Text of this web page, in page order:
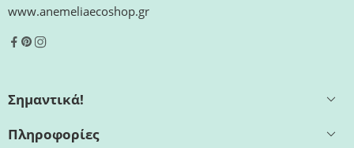
www.anemeliaecoshop.gr
Σημαντικά!
Πληροφορίες